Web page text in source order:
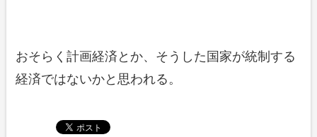
おそらく計画経済とか、そうした国家が統制する
経済ではないかと思われる。